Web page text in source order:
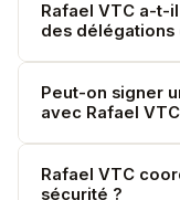
Rafael VTC a-t-
des
Oui. Protocole,
nous gérons
Peut-on signer
avec Rafael
Oui. NDA
Rafael VTC
sécurité ?